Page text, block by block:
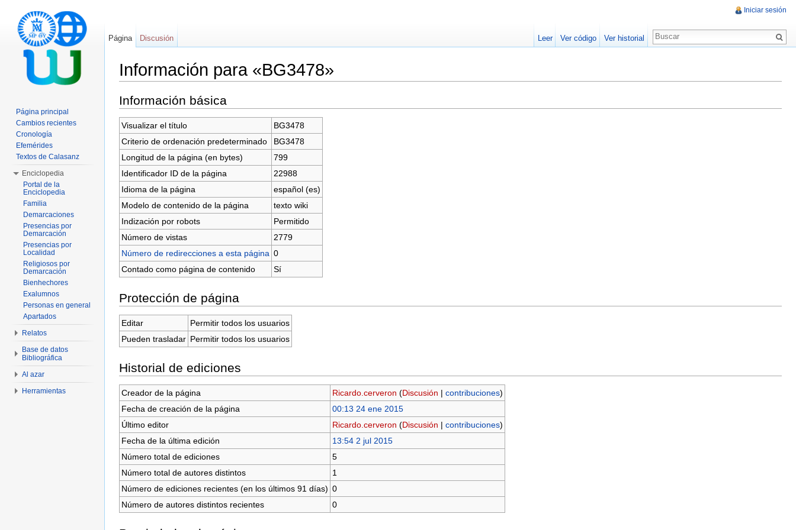
Información para «BG3478»
Información básica
Visualizar el título
BG3478
Criterio de ordenación predeterminado
BG3478
Longitud de la página (en bytes)
799
Identificador ID de la página
22988
Idioma de la página
español (es)
Modelo de contenido de la página
texto wiki
Indización por robots
Permitido
Número de vistas
2779
Número de redirecciones a esta página 0
Contado como página de contenido
Sí
Protección de página
Editar
Permitir todos los usuarios
Pueden trasladar Permitir todos los usuarios
Historial de ediciones
Creador de la página Ricardo.cerveron (Discusión | contribuciones)
Fecha de creación de la página
00:13 24 ene 2015
Último editor
Ricardo.cerveron (Discusión | contribuciones)
Fecha de la última edición
13:54 2 jul 2015
Número total de ediciones
5
Número total de autores distintos
1
Número de ediciones recientes (en los últimos 91 días) 0
Número de autores distintos recientes
0
Iniciar sesión
Página Discusión Leer Ver código Ver historial
Página principal
Cambios recientes
Cronología
Efemérides
Textos de Calasanz
Enciclopedia
Portal de la
Enciclopedia
Familia
Demarcaciones
Presencias por
Demarcación
Presencias por
Localidad
Religiosos por
Demarcación
Bienhechores
Exalumnos
Personas en general
Apartados
Relatos
Base de datos
Bibliográfica
Al azar
Herramientas